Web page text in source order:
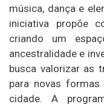
música, dança e
iniciativa propõe
criando um
ancestralidade e
busca valorizar as
para novas
cidade. A